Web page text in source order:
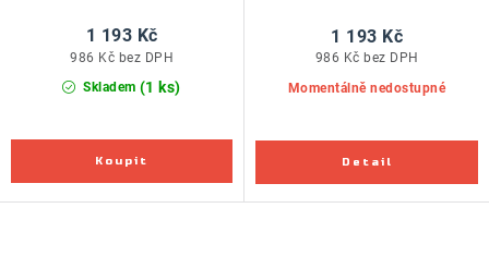
Skladem (1 ks)
986 Kč bez DPH
1 193 Kč
Momentálně nedostupné
986 Kč bez DPH
1 193 Kč